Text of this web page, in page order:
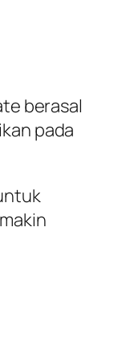
berasal
pada